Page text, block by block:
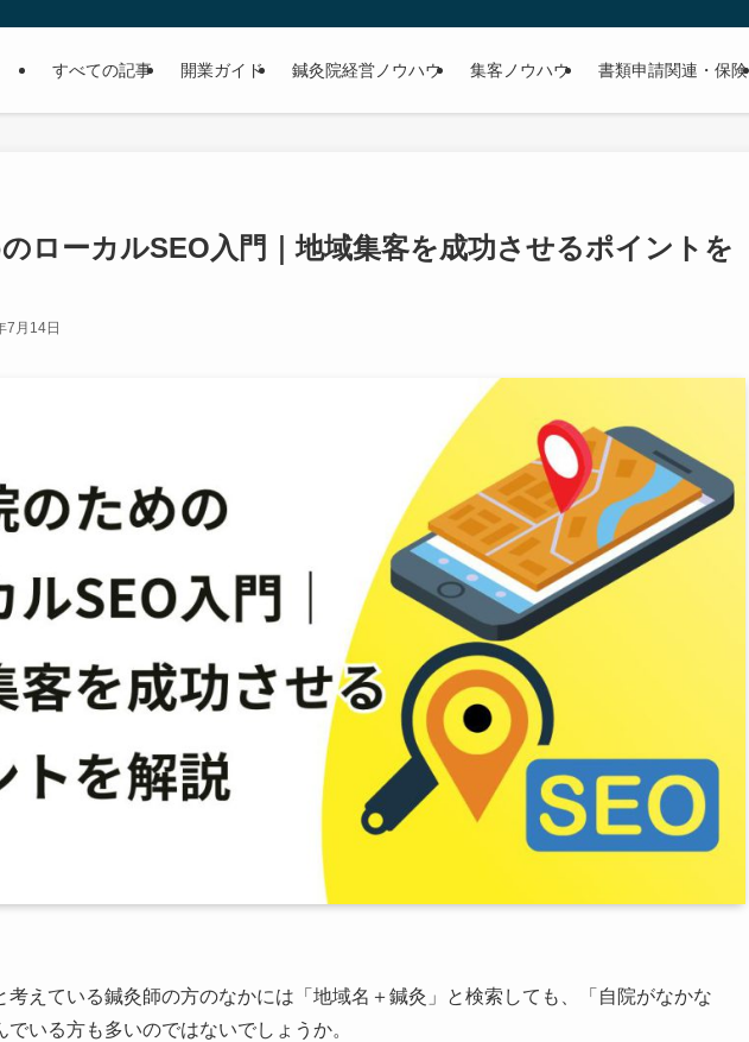
すべての記事 開業ガイド 鍼灸院経営ノウハウ 集客ノウハウ 書類申請関連・保険
ローカルSEO入門｜地域集客を成功させるポイントを
7月14日
考えている鍼灸師の方のなかには「地域名＋鍼灸」と検索しても、「自院がなかな
いる方も多いのではないでしょうか。